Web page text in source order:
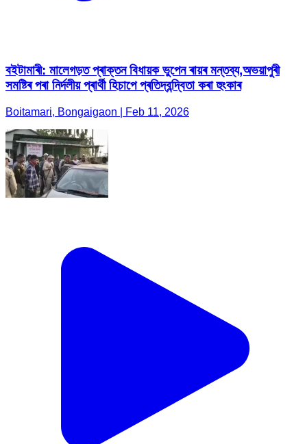
বইটামাৰী: মালেগড়ত প্ৰাক্তন বিধায়ক ভুপেন ৰায়ৰ মন্তব্য,অভয়াপুৰী
সমষ্টিৰ পৰা নিৰ্দলীয় প্ৰাৰ্থী হিচাপে প্ৰতিদ্বন্দ্বিতা কৰা হুংকাৰ
Boitamari, Bongaigaon | Feb 11, 2026